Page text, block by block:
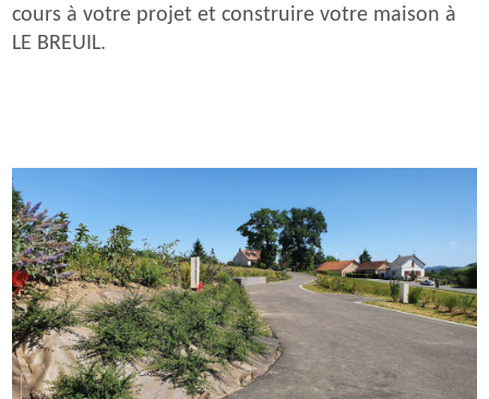
cours à votre projet et construire votre maison à
LE BREUIL.